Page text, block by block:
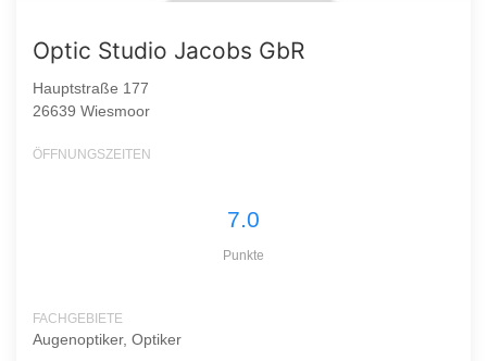
Optic Studio Jacobs GbR
Hauptstraße 177
26639 Wiesmoor
ÖFFNUNGSZEITEN
7.0
Punkte
FACHGEBIETE
Augenoptiker, Optiker